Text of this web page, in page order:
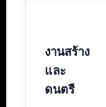
งานสร้าง
และ
ดนตรี